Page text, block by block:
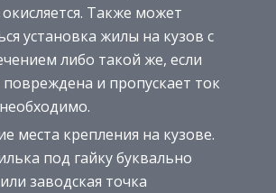
Также может
установка жилы на кузов с
либо такой же, если
и пропускает ток
места крепления на кузове.
под гайку буквально
заводская точка